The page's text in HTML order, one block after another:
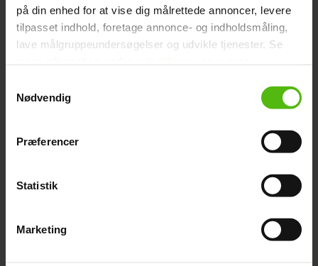
på din enhed for at vise dig målrettede annoncer, levere
tilpasset indhold, foretage annonce- og indholdsmåling,
lave målgruppeundersøgelser og udvikle tjenester. Se
tilbage eller ændre indstillinger fra vores
"Cookiedeklaration", eller ved at trykke på "Privacy
Vi ønsker dit samtykke til at indsamle og bruge data for
indhold til dig.
Nødvendig
Præferencer
Statistik
Marketing
Silas' vilde vægttab: Hans
forlovede følger trop
Silas Holst skjulte stor
hemmelighed for kæresten